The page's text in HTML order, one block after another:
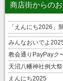
商店街からの
「えんにち2026」
みんなおいでよ
教会通りPayPayク
天沼八幡神社例大
えんにち2025